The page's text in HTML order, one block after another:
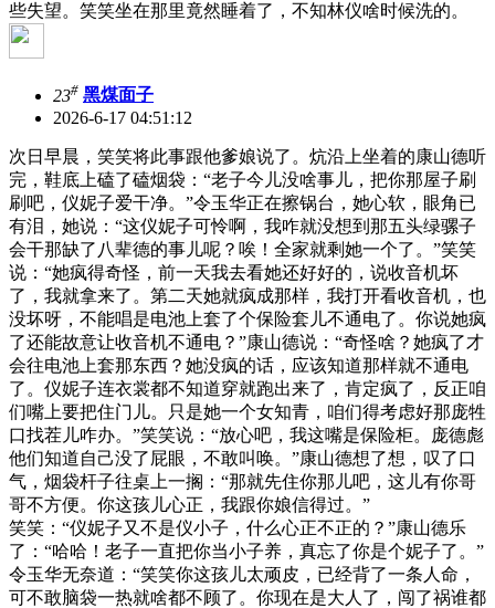
些失望。笑笑坐在那里竟然睡着了，不知林仪啥时候洗的。
23# 黑煤面子
2026-6-17 04:51:12
次日早晨，笑笑将此事跟他爹娘说了。炕沿上坐着的康山德听
完，鞋底上磕了磕烟袋：“老子今儿没啥事儿，把你那屋子刷
刷吧，仪妮子爱干净。”令玉华正在擦锅台，她心软，眼角已
有泪，她说：“这仪妮子可怜啊，我咋就没想到那五头绿骡子
会干那缺了八辈德的事儿呢？唉！全家就剩她一个了。”笑笑
说：“她疯得奇怪，前一天我去看她还好好的，说收音机坏
了，我就拿来了。第二天她就疯成那样，我打开看收音机，也
没坏呀，不能唱是电池上套了个保险套儿不通电了。你说她疯
了还能故意让收音机不通电？”康山德说：“奇怪啥？她疯了才
会往电池上套那东西？她没疯的话，应该知道那样就不通电
了。仪妮子连衣裳都不知道穿就跑出来了，肯定疯了，反正咱
们嘴上要把住门儿。只是她一个女知青，咱们得考虑好那庞牲
口找茬儿咋办。”笑笑说：“放心吧，我这嘴是保险柜。庞德彪
他们知道自己没了屁眼，不敢叫唤。”康山德想了想，叹了口
气，烟袋杆子往桌上一搁：“那就先住你那儿吧，这儿有你哥
哥不方便。你这孩儿心正，我跟你娘信得过。”
笑笑：“仪妮子又不是仪小子，什么心正不正的？”康山德乐
了：“哈哈！老子一直把你当小子养，真忘了你是个妮子了。”
令玉华无奈道：“笑笑你这孩儿太顽皮，已经背了一条人命，
可不敢脑袋一热就啥都不顾了。你现在是大人了，闯了祸谁都